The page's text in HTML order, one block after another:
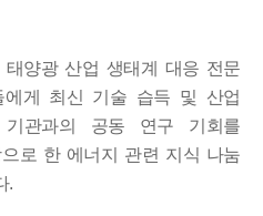
태양광 산업 생태계 대응 전문
에게 최신 기술 습득 및 산업
기관과의 공동 연구 기회를
로 한 에너지 관련 지식 나눔
.